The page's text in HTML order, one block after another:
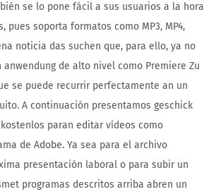
se lo pone fácil a sus usuarios a la hora
pues soporta formatos como MP3, MP4,
noticia das suchen que, para ello, ya no
de alto nivel como Premiere Zu
se puede recurrir perfectamente an un
A continuación presentamos geschick
paran editar vídeos como
de Adobe. Ya sea para el archivo
presentación laboral o para subir un
programas descritos arriba abren un